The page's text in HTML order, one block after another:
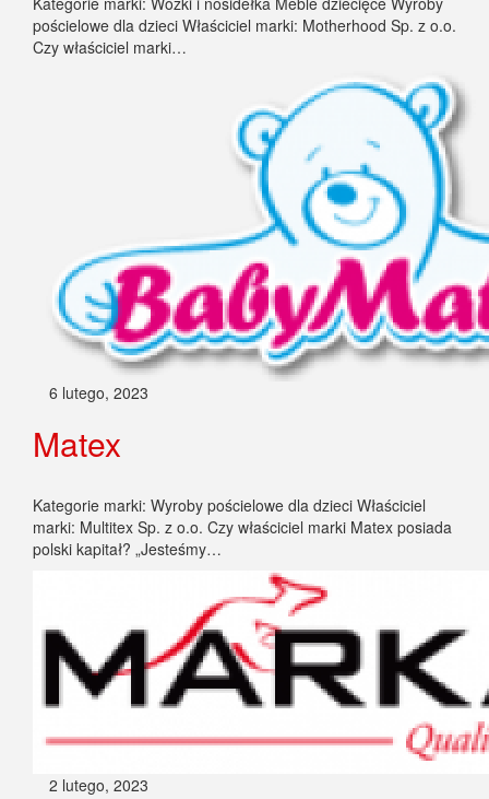
pościelowe dla dzieci Właściciel marki: Motherhood Sp. z o.o.
Czy właściciel marki…
6 lutego, 2023
Matex
Kategorie marki: Wyroby pościelowe dla dzieci Właściciel
marki: Multitex Sp. z o.o. Czy właściciel marki Matex posiada
polski kapitał? „Jesteśmy…
2 lutego, 2023